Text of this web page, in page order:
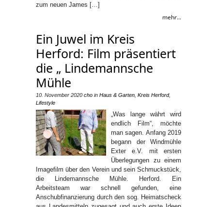
zum neuen James […]
mehr...
Ein Juwel im Kreis
Herford: Film präsentiert
die „ Lindemannsche
Mühle
10. November 2020 cho in Haus & Garten Kreis Herford,
Lifestyle
„Was lange währt wird
endlich Film“, möchte
man sagen. Anfang 2019
begann der Windmühle
Exter e.V. mit ersten
Überlegungen zu einem
Imagefilm über den Verein und sein Schmuckstück,
die Lindemannsche Mühle. Herford. Ein
Arbeitsteam war schnell gefunden, eine
Anschubfinanzierung durch den sog. Heimatscheck